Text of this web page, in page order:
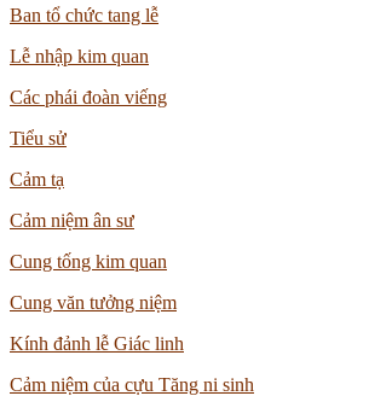
Ban tổ chức tang lễ
Lễ nhập kim quan
Các phái đoàn viếng
Tiểu sử
Cảm tạ
Cảm niệm ân sư
Cung tống kim quan
Cung văn tưởng niệm
Kính đảnh lễ Giác linh
Cảm niệm của cựu Tăng ni sinh